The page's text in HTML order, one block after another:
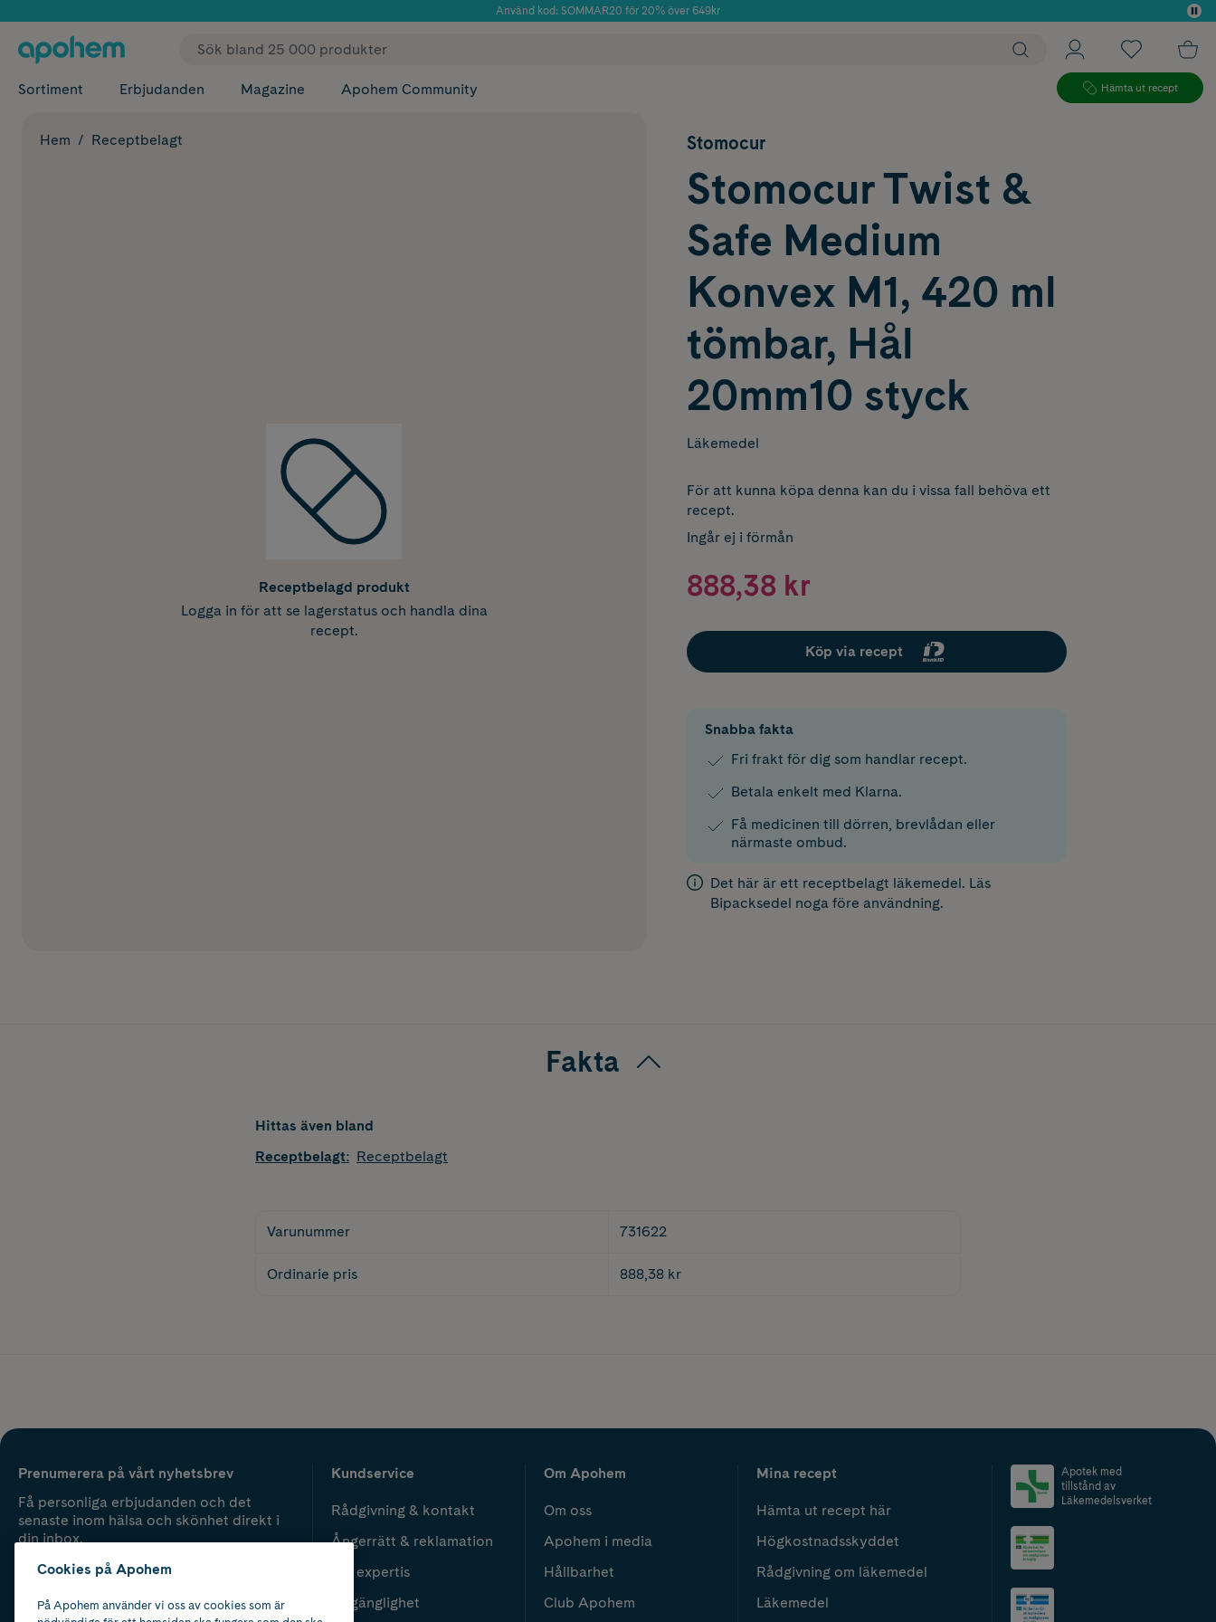
Använd kod: SOMMAR20 för 20% över 649kr
✓ Fri frakt
Sortiment Erbjudanden Magazine Apohem Community Hämta ut recept
Hem Receptbelagt
Receptbelagd produkt
Logga in för att se lagerstatus och handla dina
recept.
Stomocur
Stomocur Twist &
Safe Medium
Konvex M1, 420 ml
tömbar, Hål
20mm10 styck
Läkemedel
För att kunna köpa denna kan du i vissa fall behöva ett
recept.
Ingår ej i förmån
888,38 kr
Köp via recept
Snabba fakta
Fri frakt för dig som handlar recept.
Betala enkelt med Klarna.
Få medicinen till dörren, brevlådan eller
närmaste ombud.
Det här är ett receptbelagt läkemedel. Läs
Bipacksedel noga före användning.
Fakta
Hittas även bland
Receptbelagt: Receptbelagt
Varunummer 731622
Ordinarie pris 888,38 kr
Prenumerera på vårt nyhetsbrev
Få personliga erbjudanden och det
senaste inom hälsa och skönhet direkt i
din inbox.
Kundservice
Rådgivning & kontakt
Ångerrätt & reklamation
Vår expertis
Tillgänglighet
Om Apohem
Om oss
Apohem i media
Hållbarhet
Club Apohem
Mina recept
Hämta ut recept här
Högkostnadsskyddet
Rådgivning om läkemedel
Läkemedel
Apotek med
tillstånd av
Läkemedelsverket
Cookies på Apohem
På Apohem använder vi oss av cookies som är